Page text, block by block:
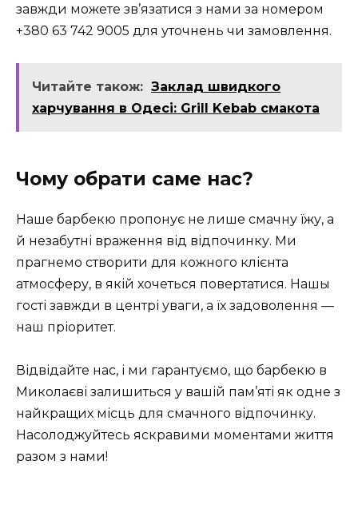
завжди можете зв’язатися з нами за номером
+380 63 742 9005 для уточнень чи замовлення.
Читайте також: Заклад швидкого
харчування в Одесі: Grill Kebab смакота
Чому обрати саме нас?
Наше барбекю пропонує не лише смачну їжу, а
й незабутні враження від відпочинку. Ми
прагнемо створити для кожного клієнта
атмосферу, в якій хочеться повертатися. Нашы
гості завжди в центрі уваги, а їх задоволення —
наш пріоритет.
Відвідайте нас, і ми гарантуємо, що барбекю в
Миколаєві залишиться у вашій пам’яті як одне з
найкращих місць для смачного відпочинку.
Насолоджуйтесь яскравими моментами життя
разом з нами!